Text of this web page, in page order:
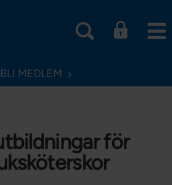
BLI MEDLEM
för